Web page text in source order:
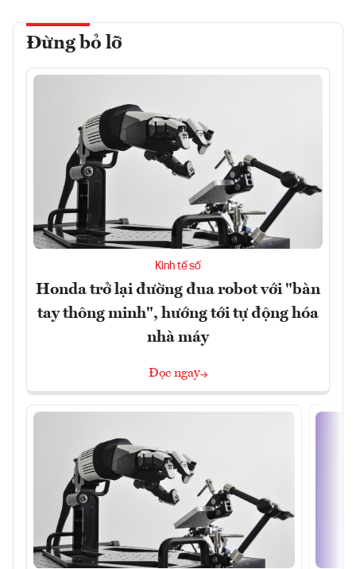
Đừng bỏ lỡ
Kinh tế số
Honda trở lại đường đua robot với "bàn
tay thông minh", hướng tới tự động hóa
nhà máy
Đọc ngay